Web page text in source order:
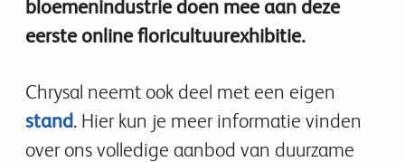
bloemenindustrie doen mee aan deze
eerste online floricultuurexhibitie.
Chrysal neemt ook deel met een eigen
stand. Hier kun je meer informatie vinden
over ons volledige aanbod van duurzame